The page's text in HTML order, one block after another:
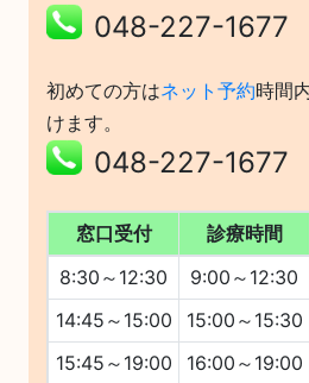
048-227-1677
初めての方はネット予約時間
けます。
048-227-1677
窓口受付 診療時間
8:30～12:30
9:00～12:30
14:45～15:00
15:00～15:30
15:45～19:00
16:00～19:00